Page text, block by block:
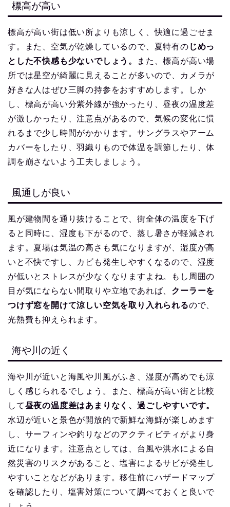
標高が高い
標高が高い街は低い所よりも涼しく、快適に過ごせま
す。また、空気が乾燥しているので、夏特有の じめっ
とした不快感も少ないでしょう。
また、標高が高い場
所では星空が綺麗に見えることが多いので、カメラが
好きな人はぜひ三脚の持参をおすすめします。しか
し、標高が高い分紫外線が強かったり、昼夜の温度差
が激しかったり、注意点があるので、気候の変化に慣
れるまで少し時間がかかります。サングラスやアーム
カバーをしたり、羽織りもので体温を調節したり、体
調を崩さないよう工夫しましょう。
風通しが良い
風が建物間を通り抜けることで、街全体の温度を下げ
ると同時に、湿度も下がるので、蒸し暑さが軽減され
ます。夏場は気温の高さも気になりますが、湿度が高
いと不快ですし、カビも発生しやすくなるので、湿度
が低いとストレスが少なくなりますよね。もし周囲の
目が気にならない間取りや立地であれば、 クーラーを
つけず窓を開けて涼しい空気を取り入れられるので、
光熱費も抑えられます。
海や川の近く
海や川が近いと海風や川風がふき、湿度が高めでも涼
しく感じられるでしょう。また、標高が高い街と比較
して昼夜の温度差はあまりなく、過ごしやすいです。
水辺が近いと景色が開放的で新鮮な海鮮が楽しめます
し、サーフィンや釣りなどのアクティビティがより身
近になります。注意点としては、台風や洪水による自
然災害のリスクがあること、塩害によるサビが発生し
やすいことなどがあります。移住前にハザードマップ
を確認したり、塩害対策について調べておくと良いで